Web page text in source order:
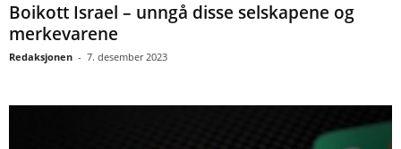
Boikott Israel – unngå disse selskapene og
merkevarene
Redaksjonen - 7. desember 2023